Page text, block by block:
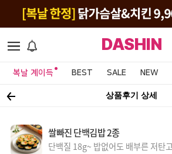
DASHIN
복날 계이득 BEST SALE NEW
상품후기 상세
쌀빠진 단백김밥 2종
단백질 18g~ 밥없어도 배부른 저탄